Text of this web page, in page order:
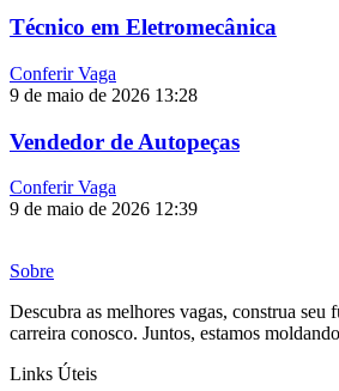
Técnico em Eletromecânica
Conferir Vaga
9 de maio de 2026 13:28
Vendedor de Autopeças
Conferir Vaga
9 de maio de 2026 12:39
Sobre
Descubra as melhores vagas, construa seu
carreira conosco. Juntos, estamos
Links Úteis